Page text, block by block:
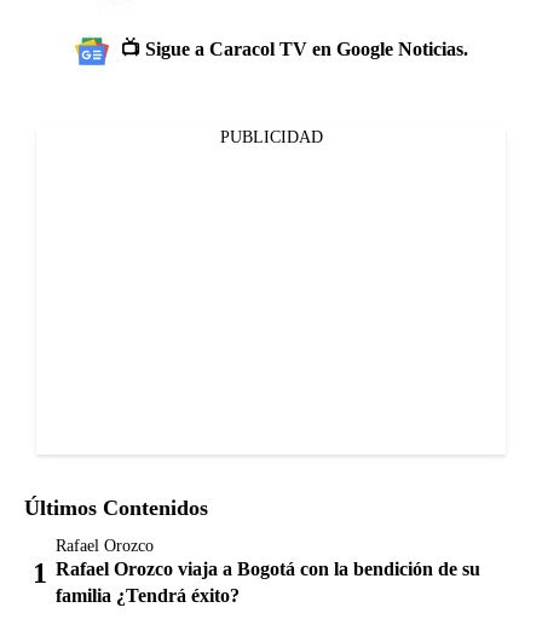
📺 Sigue a Caracol TV en Google Noticias.
PUBLICIDAD
Últimos Contenidos
Rafael Orozco
Rafael Orozco viaja a Bogotá con la bendición de su
familia ¿Tendrá éxito?